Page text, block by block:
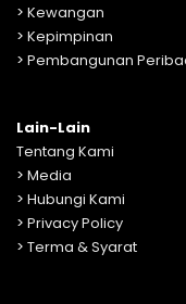
> Kewangan
> Kepimpinan
> Pembangunan
Lain-Lain
Tentang Kami
> Media
> Hubungi Kami
> Privacy Policy
> Terma & Syarat